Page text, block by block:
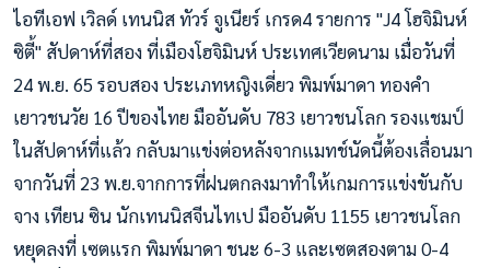
ไอทีเอฟ เวิลด์ เทนนิส ทัวร์ จูเนียร์ เกรด4 รายการ "J4 โฮจิมินห์
ซิตี้" สัปดาห์ที่สอง ที่เมืองโฮจิมินห์ ประเทศเวียดนาม เมื่อวันที่
24 พ.ย. 65 รอบสอง ประเภทหญิงเดี่ยว พิมพ์มาดา ทองคำ
เยาวชนวัย 16 ปีของไทย มืออันดับ 783 เยาวชนโลก รองแชมป์
ในสัปดาห์ที่แล้ว กลับมาแข่งต่อหลังจากแมทช์นัดนี้ต้องเลื่อนมา
จากวันที่ 23 พ.ย.จากการที่ฝนตกลงมาทำให้เกมการแข่งขันกับ
จาง เทียน ซิน นักเทนนิสจีนไทเป มืออันดับ 1155 เยาวชนโลก
หยุดลงที่ เซตแรก พิมพ์มาดา ชนะ 6-3 และเซตสองตาม 0-4